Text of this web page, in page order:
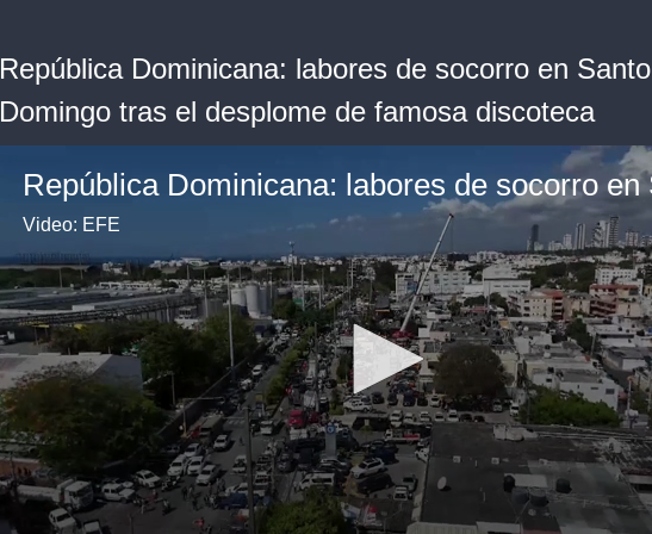
República Dominicana: labores de socorro en Santo
Domingo tras el desplome de famosa discoteca
Video: EFE